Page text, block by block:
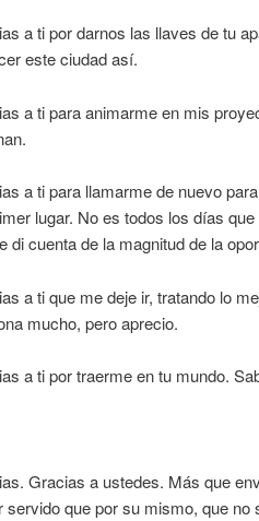
a ti por darnos las llaves de tu
este ciudad así.
a ti para animarme en mis
a ti para llamarme de nuevo
lugar. No es todos los días
di cuenta de la magnitud de la
a ti que me deje ir, tratando lo
mucho, pero aprecio.
a ti por traerme en tu mundo.
Gracias a ustedes. Más que
servido que por su mismo, que